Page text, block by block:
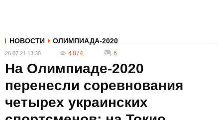
НОВОСТИ ОЛИМПИАДА-2020
26.07.21 13:30 4 874 6
На Олимпиаде-2020
перенесли соревнования
четырех украинских